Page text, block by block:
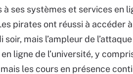
à ses systèmes et services en
pirates ont réussi à accéder
mais l’ampleur de
ligne de l’université, y
les cours en présence